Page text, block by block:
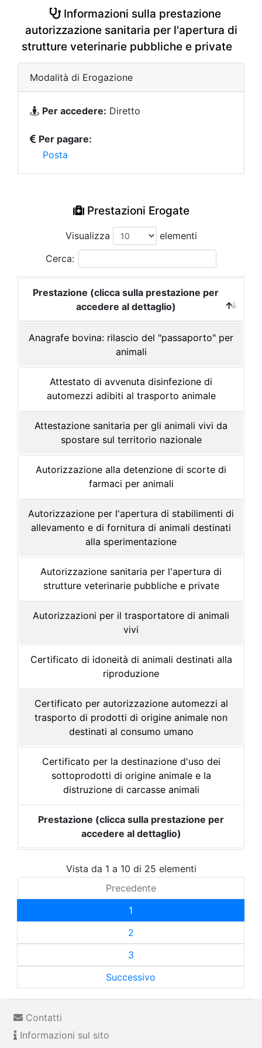
Informazioni sulla prestazione
autorizzazione sanitaria per l'apertura di
strutture veterinarie pubbliche e private
Modalità di Erogazione
Per accedere: Diretto
Per pagare:
Posta
Prestazioni Erogate
Visualizza
elementi
Cerca:
Prestazione (clicca sulla prestazione per
accedere al dettaglio)
Anagrafe bovina: rilascio del "passaporto" per
animali
Attestato di avvenuta disinfezione di
automezzi adibiti al trasporto animale
Attestazione sanitaria per gli animali vivi da
spostare sul territorio nazionale
Autorizzazione alla detenzione di scorte di
farmaci per animali
Autorizzazione per l'apertura di stabilimenti di
allevamento e di fornitura di animali destinati
alla sperimentazione
Autorizzazione sanitaria per l'apertura di
strutture veterinarie pubbliche e private
Autorizzazioni per il trasportatore di animali
vivi
Certificato di idoneità di animali destinati alla
riproduzione
Certificato per autorizzazione automezzi al
trasporto di prodotti di origine animale non
destinati al consumo umano
Certificato per la destinazione d'uso dei
sottoprodotti di origine animale e la
distruzione di carcasse animali
Prestazione (clicca sulla prestazione per
accedere al dettaglio)
Vista da 1 a 10 di 25 elementi
Precedente
1
2
3
Successivo
Contatti
Informazioni sul sito